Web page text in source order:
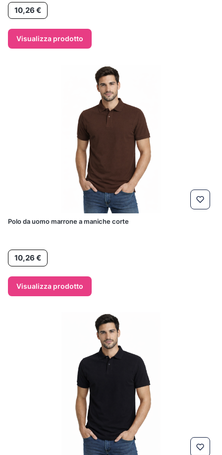
Prezzo
10,26 €
Visualizza prodotto
Polo da uomo marrone a maniche corte
Prezzo
10,26 €
Visualizza prodotto